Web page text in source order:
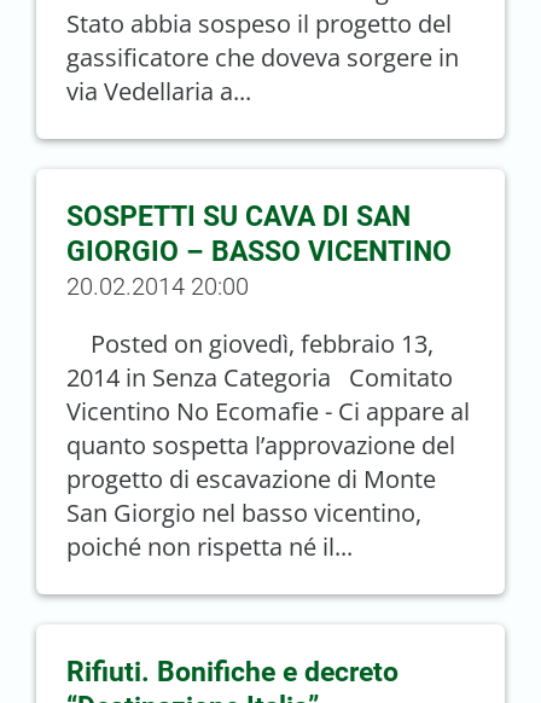
Stato abbia sospeso il progetto del
gassificatore che doveva sorgere in
via Vedellaria a...
SOSPETTI SU CAVA DI SAN
GIORGIO – BASSO VICENTINO
20.02.2014 20:00
Posted on giovedì, febbraio 13,
2014 in Senza Categoria Comitato
Vicentino No Ecomafie - Ci appare al
quanto sospetta l’approvazione del
progetto di escavazione di Monte
San Giorgio nel basso vicentino,
poiché non rispetta né il...
Rifiuti. Bonifiche e decreto